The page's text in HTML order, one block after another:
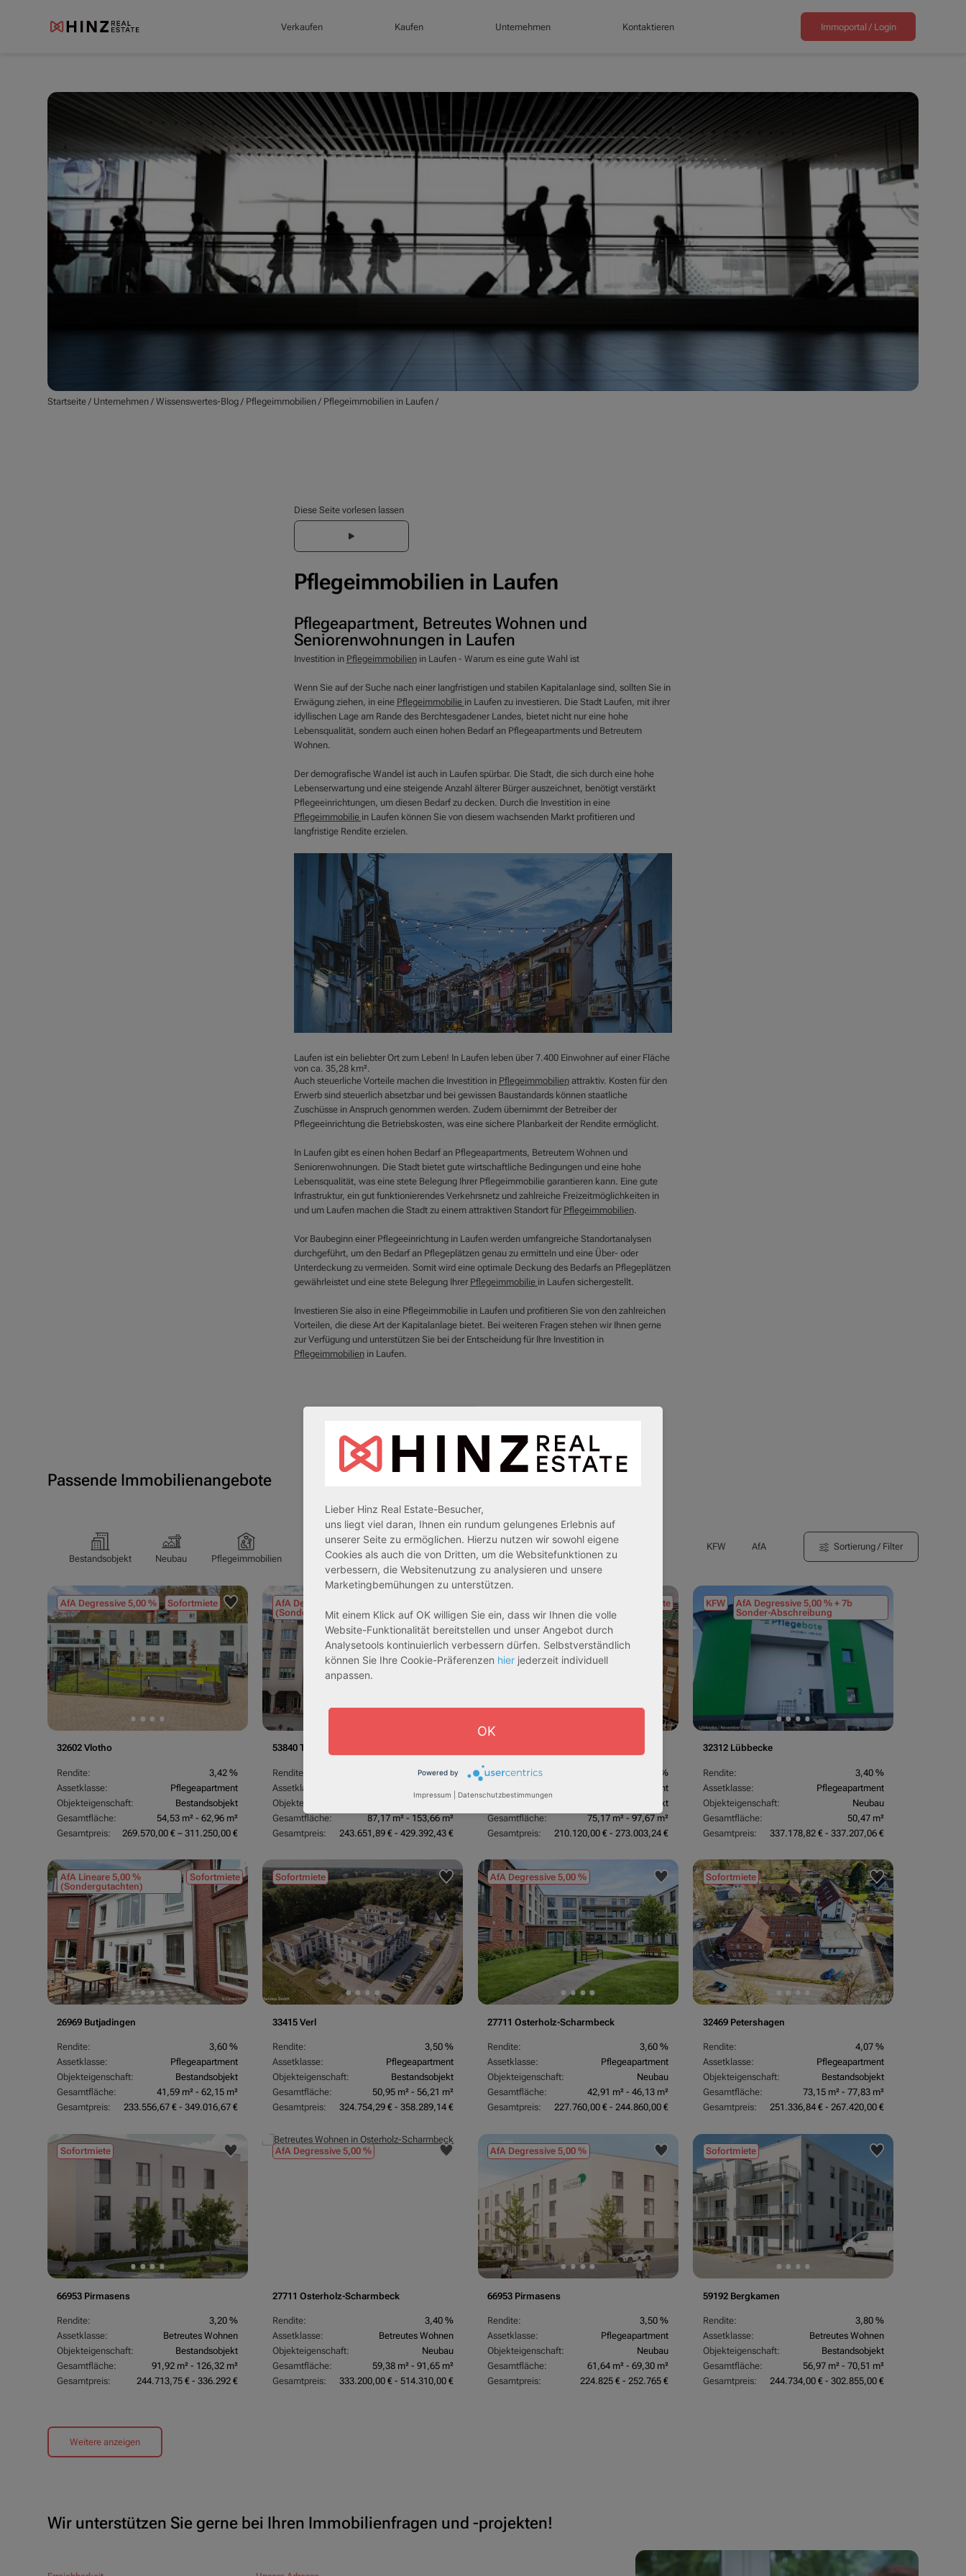
Verkaufen Kaufen Unternehmen Kontaktieren Immoportal / Login
Startseite / Unternehmen /Wissenswertes-Blog / Pflegeimmobilien / Pflegeimmobilien in Laufen /
Diese Seite vorlesen lassen
Pflegeimmobilien in Laufen
Pflegeapartment, Betreutes Wohnen und
Seniorenwohnungen in Laufen
Investition in Pflegeimmobilienin Laufen - Warum es eine gute Wahl ist
Wenn Sie auf der Suche nach einer langfristigen und stabilen Kapitalanlage sind, sollten Sie in
Erwägung ziehen, in eine Pflegeimmobilie in Laufen zu investieren. Die Stadt Laufen, mit ihrer
idyllischen Lage am Rande des Berchtesgadener Landes, bietet nicht nur eine hohe
Lebensqualität, sondern auch einen hohen Bedarf an Pflegeapartments und Betreutem
Wohnen.
Der demografische Wandel ist auch in Laufen spürbar. Die Stadt, die sich durch eine hohe
Lebenserwartung und eine steigende Anzahl älterer Bürger auszeichnet, benötigt verstärkt
Pflegeeinrichtungen, um diesen Bedarf zu decken. Durch die Investition in eine
Pflegeimmobilie in Laufen können Sie von diesem wachsenden Markt profitieren und
langfristige Rendite erzielen.
Laufen ist ein beliebter Ort zum Leben! In Laufen leben über 7.400 Einwohner auf einer Fläche
von ca. 35,28 km².
Auch steuerliche Vorteile machen die Investition in Pflegeimmobilienattraktiv. Kosten für den
Erwerb sind steuerlich absetzbar und bei gewissen Baustandards können staatliche
Zuschüsse in Anspruch genommen werden. Zudem übernimmt der Betreiber der
Pflegeeinrichtung die Betriebskosten, was eine sichere Planbarkeit der Rendite ermöglicht.
In Laufen gibt es einen hohen Bedarf an Pflegeapartments, Betreutem Wohnen und
Seniorenwohnungen. Die Stadt bietet gute wirtschaftliche Bedingungen und eine hohe
Lebensqualität, was eine stete Belegung Ihrer Pflegeimmobilie garantieren kann. Eine gute
Infrastruktur, ein gut funktionierendes Verkehrsnetz und zahlreiche Freizeitmöglichkeiten in
und um Laufen machen die Stadt zu einem attraktiven Standort für Pflegeimmobilien.
Vor Baubeginn einer Pflegeeinrichtung in Laufen werden umfangreiche Standortanalysen
durchgeführt, um den Bedarf an Pflegeplätzen genau zu ermitteln und eine Über- oder
Unterdeckung zu vermeiden. Somit wird eine optimale Deckung des Bedarfs an Pflegeplätzen
gewährleistet und eine stete Belegung Ihrer Pflegeimmobilie in Laufen sichergestellt.
Investieren Sie also in eine Pflegeimmobilie in Laufen und profitieren Sie von den zahlreichen
Vorteilen, die diese Art der Kapitalanlage bietet. Bei weiteren Fragen stehen wir Ihnen gerne
zur Verfügung und unterstützen Sie bei der Entscheidung für Ihre Investition in
Pflegeimmobilienin Laufen.
Passende Immobilienangebote
Bestandsobjekt Neubau Pflegeimmobilien Pflegeapartments Senioren-/Betreutes Wohnen
KFW AfA Sortierung / Filter
AfA Degressive 5,00 % Sofortmiete
32602 Vlotho
Rendite:
3,42 %
Assetklasse:
Pflegeapartment
Objekteigenschaft:
Bestandsobjekt
Gesamtfläche:
54,53 m² - 62,96 m²
Gesamtpreis:
269.570,00 € – 311.250,00 €
AfA Degressive 5,00 %
(Sondergutachten)
53840 Troisdorf
Rendite:
3,70 %
Assetklasse:
Objekteigenschaft:
Bestandsobjekt
Gesamtfläche:
87,17 m² - 153,66 m²
Gesamtpreis:
243.651,89 € - 429.392,43 €
(Sondergutachten)
Sofortmiete
Rendite:
3,70 %
Pflegeapartment
Objekteigenschaft:
Bestandsobjekt
Gesamtfläche:
75,17 m² - 97,67 m²
Gesamtpreis:
210.120,00 € - 273.003,24 €
KFW
AfA Degressive 5,00 % + 7b
Sonder-Abschreibung
32312 Lübbecke
Rendite:
3,40 %
Assetklasse:
Pflegeapartment
Objekteigenschaft:
Neubau
Gesamtfläche:
50,47 m²
Gesamtpreis:
337.178,82 € - 337.207,06 €
AfA Lineare 5,00 %
(Sondergutachten)
Sofortmiete
26969 Butjadingen
Rendite:
3,60 %
Assetklasse:
Pflegeapartment
Objekteigenschaft:
Bestandsobjekt
Gesamtfläche:
41,59 m² - 62,15 m²
Gesamtpreis:
233.556,67 € - 349.016,67 €
Sofortmiete
33415 Verl
Rendite:
3,50 %
Assetklasse:
Pflegeapartment
Objekteigenschaft:
Bestandsobjekt
Gesamtfläche:
50,95 m² - 56,21 m²
Gesamtpreis:
324.754,29 € - 358.289,14 €
AfA Degressive 5,00 %
27711 Osterholz-Scharmbeck
Rendite:
3,60 %
Assetklasse:
Pflegeapartment
Objekteigenschaft:
Neubau
Gesamtfläche:
42,91 m² - 46,13 m²
Gesamtpreis:
227.760,00 € - 244.860,00 €
Sofortmiete
32469 Petershagen
Rendite:
4,07 %
Assetklasse:
Pflegeapartment
Objekteigenschaft:
Bestandsobjekt
Gesamtfläche:
73,15 m² - 77,83 m²
Gesamtpreis:
251.336,84 € - 267.420,00 €
Sofortmiete
66953 Pirmasens
Rendite:
3,20 %
Assetklasse:
Betreutes Wohnen
Objekteigenschaft:
Bestandsobjekt
Gesamtfläche:
91,92 m² - 126,32 m²
Gesamtpreis:
244.713,75 € - 336.292 €
AfA Degressive 5,00 %
27711 Osterholz-Scharmbeck
Rendite:
3,40 %
Assetklasse:
Betreutes Wohnen
Objekteigenschaft:
Neubau
Gesamtfläche:
59,38 m² - 91,65 m²
Gesamtpreis:
333.200,00 € - 514.310,00 €
AfA Degressive 5,00 %
66953 Pirmasens
Rendite:
3,50 %
Assetklasse:
Pflegeapartment
Objekteigenschaft:
Neubau
Gesamtfläche:
61,64 m² - 69,30 m²
Gesamtpreis:
224.825 € - 252.765 €
Sofortmiete
59192 Bergkamen
Rendite:
3,80 %
Assetklasse:
Betreutes Wohnen
Objekteigenschaft:
Bestandsobjekt
Gesamtfläche:
56,97 m² - 70,51 m²
Gesamtpreis:
244.734,00 € - 302.855,00 €
Weitere anzeigen
Wir unterstützen Sie gerne bei Ihren Immobilienfragen und -projekten!
Lieber Hinz Real Estate-Besucher,
uns liegt viel daran, Ihnen ein rundum gelungenes Erlebnis auf
unserer Seite zu ermöglichen. Hierzu nutzen wir sowohl eigene
Cookies als auch die von Dritten, um die Websitefunktionen zu
verbessern, die Websitenutzung zu analysieren und unsere
Marketingbemühungen zu unterstützen.
Mit einem Klick auf OK willigen Sie ein, dass wir Ihnen die volle
Website-Funktionalität bereitstellen und unser Angebot durch
Analysetools kontinuierlich verbessern dürfen. Selbstverständlich
können Sie Ihre Cookie-Präferenzen hier jederzeit individuell
anpassen.
OK
Powered by
Impressum Datenschutzbestimmungen